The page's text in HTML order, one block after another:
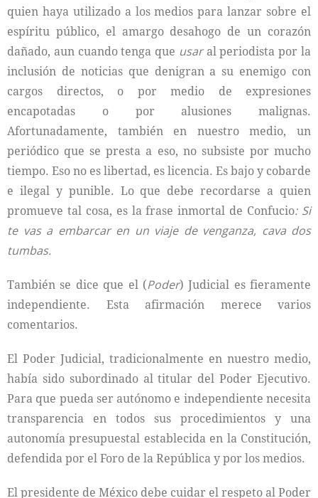
quien haya utilizado a los medios para lanzar sobre el
espíritu público, el amargo desahogo de un corazón
dañado, aun cuando tenga que usaral periodista por la
inclusión de noticias que denigran a su enemigo con
cargos directos, o por medio de expresiones
encapotadas o por alusiones malignas.
Afortunadamente, también en nuestro medio, un
periódico que se presta a eso, no subsiste por mucho
tiempo. Eso no es libertad, es licencia. Es bajo y cobarde
e ilegal y punible. Lo que debe recordarse a quien
promueve tal cosa, es la frase inmortal de Confucio: Si
te vas a embarcar en un viaje de venganza, cava dos
tumbas.
También se dice que el (Poder) Judicial es fieramente
independiente. Esta afirmación merece varios
comentarios.
El Poder Judicial, tradicionalmente en nuestro medio,
había sido subordinado al titular del Poder Ejecutivo.
Para que pueda ser autónomo e independiente necesita
transparencia en todos sus procedimientos y una
autonomía presupuestal establecida en la Constitución,
defendida por el Foro de la República y por los medios.
El presidente de México debe cuidar el respeto al Poder